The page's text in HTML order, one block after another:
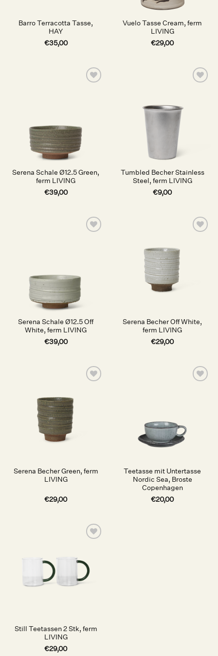
Barro Terracotta Tasse,
HAY
€35,00
Vuelo Tasse Cream, ferm
LIVING
€29,00
Serena Schale Ø12.5 Green,
ferm LIVING
€39,00
Tumbled Becher Stainless
Steel, ferm LIVING
€9,00
Serena Schale Ø12.5 Off
White, ferm LIVING
€39,00
Serena Becher Off White,
ferm LIVING
€29,00
Serena Becher Green, ferm
LIVING
€29,00
Teetasse mit Untertasse
Nordic Sea, Broste
Copenhagen
€20,00
Still Teetassen 2 Stk, ferm
LIVING
€29,00